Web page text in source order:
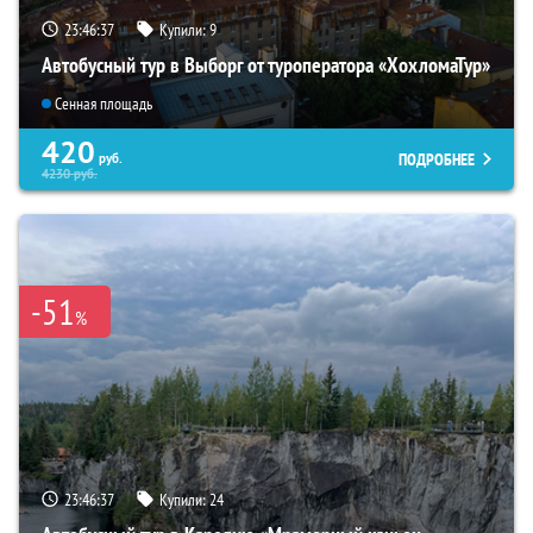
23:46:35 Купили:9
Автобусный тур в Выборг от туроператора «ХохломаТур»
Сенная площадь
420 руб.
4230руб.
ПОДРОБНЕЕ
-51%
23:46:35 Купили:24